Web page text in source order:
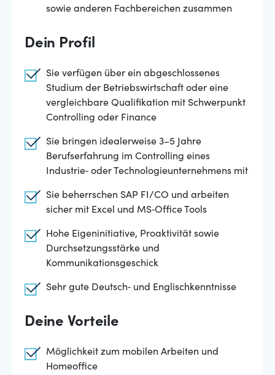
sowie anderen Fachbereichen zusammen
Dein Profil
Sie verfügen über ein abgeschlossenes
Studium der Betriebswirtschaft oder eine
vergleichbare Qualifikation mit Schwerpunkt
Controlling oder Finance
Sie bringen idealerweise 3–5 Jahre
Berufserfahrung im Controlling eines
Industrie‑ oder Technologieunternehmens mit
Sie beherrschen SAP FI/CO und arbeiten
sicher mit Excel und MS‑Office Tools
Hohe Eigeninitiative, Proaktivität sowie
Durchsetzungsstärke und
Kommunikationsgeschick
Sehr gute Deutsch‑ und Englischkenntnisse
Deine Vorteile
Möglichkeit zum mobilen Arbeiten und
Homeoffice